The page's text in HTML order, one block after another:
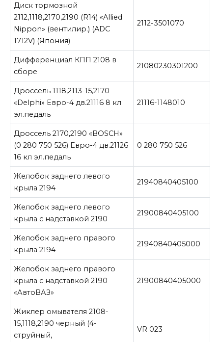
Диск тормозной
2112,1118,2170,2190 (R14) «Allied
Nippon» (вентилир.) (ADC
1712V) (Япония)
2112-3501070
Дифференциал КПП 2108 в
сборе
21080230301200
Дроссель 1118,2113-15,2170
«Delphi» Евро-4 дв.21116 8 кл
эл.педаль
21116-1148010
Дроссель 2170,2190 «BOSCH»
(0 280 750 526) Евро-4 дв.21126
16 кл эл.педаль
0 280 750 526
Желобок заднего левого
крыла 2194
21940840405100
Желобок заднего левого
крыла с надставкой 2190
21900840405100
Желобок заднего правого
крыла 2194
21940840405000
Желобок заднего правого
крыла с надставкой 2190
«АвтоВАЗ»
21900840405000
Жиклер омывателя 2108-
15,1118,2190 черный (4-
струйный,
VR 023